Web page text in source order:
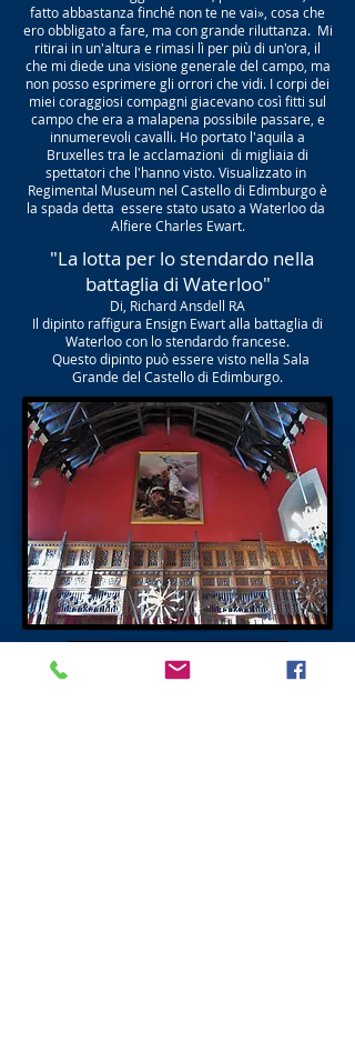
fatto abbastanza finché non te ne vai», cosa che
ero obbligato a fare, ma con grande riluttanza. Mi
ritirai in un'altura e rimasi lì per più di un'ora, il
che mi diede una visione generale del campo, ma
non posso esprimere gli orrori che vidi. I corpi dei
miei coraggiosi compagni giacevano così fitti sul
campo che era a malapena possibile passare, e
innumerevoli cavalli. Ho portato l'aquila a
Bruxelles tra le acclamazioni di migliaia di
spettatori che l'hanno visto. Visualizzato in
Regimental Museum nel Castello di Edimburgo è
la spada detta essere stato usato a Waterloo da
Alfiere Charles Ewart.
"La lotta per lo stendardo nella
battaglia di Waterloo"
Di, Richard Ansdell RA
Il dipinto raffigura Ensign Ewart alla battaglia di
Waterloo con lo stendardo francese.
Questo dipinto può essere visto nella Sala
Grande del Castello di Edimburgo.